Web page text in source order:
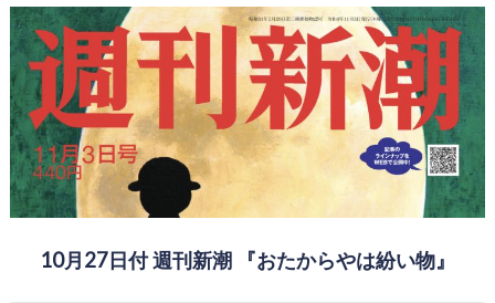
10月27日付 週刊新潮 『おたからやは紛い物』